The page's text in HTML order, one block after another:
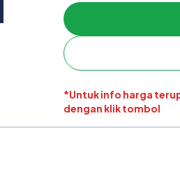
*Untuk info harga
dengan klik tombol